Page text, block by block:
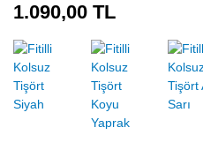
1.090,00 TL